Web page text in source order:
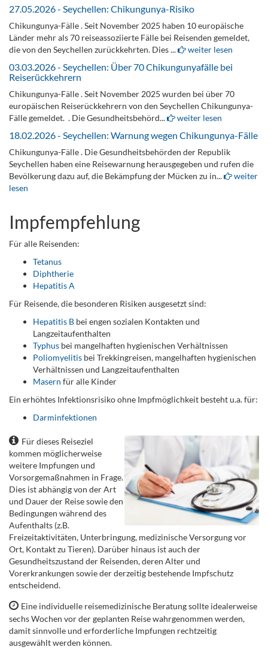
27.05.2026 - Seychellen: Chikungunya-Risiko
Chikungunya-Fälle . Seit November 2025 haben 10 europäische
Länder mehr als 70 reiseassoziierte Fälle bei Reisenden gemeldet,
die von den Seychellen zurückkehrten. Dies ...
weiter lesen
03.03.2026 - Seychellen: Über 70 Chikungunyafälle bei
Reiserückkehrern
Chikungunya-Fälle . Seit November 2025 wurden bei über 70
europäischen Reiserückkehrern von den Seychellen Chikungunya-
Fälle gemeldet. . Die Gesundheitsbehörd...
weiter lesen
18.02.2026 - Seychellen: Warnung wegen Chikungunya-Fälle
Chikungunya-Fälle . Die Gesundheitsbehörden der Republik
Seychellen haben eine Reisewarnung herausgegeben und rufen die
Bevölkerung dazu auf, die Bekämpfung der Mücken zu in...
weiter
lesen
Impfempfehlung
Für alle Reisenden:
Tetanus
Diphtherie
Hepatitis A
Für Reisende, die besonderen Risiken ausgesetzt sind:
Hepatitis B bei engen sozialen Kontakten und
Langzeitaufenthalten
Typhus bei mangelhaften hygienischen Verhältnissen
Poliomyelitis bei Trekkingreisen, mangelhaften hygienischen
Verhältnissen und Langzeitaufenthalten
Masern für alle Kinder
Ein erhöhtes Infektionsrisiko ohne Impfmöglichkeit besteht u.a. für:
Darminfektionen
Für dieses Reiseziel
kommen möglicherweise
weitere Impfungen und
Vorsorgemaßnahmen in Frage.
Dies ist abhängig von der Art
und Dauer der Reise sowie den
Bedingungen während des
Aufenthalts (z.B.
Freizeitaktivitäten, Unterbringung, medizinische Versorgung vor
Ort, Kontakt zu Tieren). Darüber hinaus ist auch der
Gesundheitszustand der Reisenden, deren Alter und
Vorerkrankungen sowie der derzeitig bestehende Impfschutz
entscheidend.
Eine individuelle reisemedizinische Beratung sollte idealerweise
sechs Wochen vor der geplanten Reise wahrgenommen werden,
damit sinnvolle und erforderliche Impfungen rechtzeitig
ausgewählt werden können.